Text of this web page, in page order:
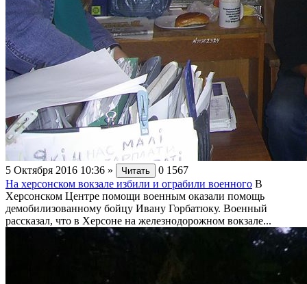
5 Октября 2016 10:36 » Читать 0 1567
На херсонском вокзале избили и ограбили военного В
Херсонском Центре помощи военным оказали помощь
демобилизованному бойцу Ивану Горбатюку. Военный
рассказал, что в Херсоне на железнодорожном вокзале...